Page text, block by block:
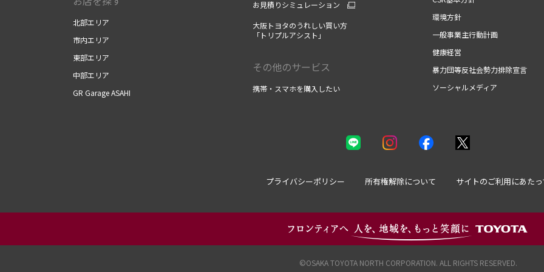
北部エリア
市内エリア
東部エリア
中部エリア
GR Garage ASAHI
お見積りシミュレーション
大阪トヨタのうれしい買い方
「トリプルアシスト」
その他のサービス
携帯・スマホを購入したい
環境方針
一般事業主行動計画
健康経営
暴力団等反社会勢力排除宣言
ソーシャルメディア
プライバシーポリシー 所有権解除について サイトのご利用にあた
©OSAKA TOYOTA NORTH CORPORATION. ALL RIGHTS RESERVED.